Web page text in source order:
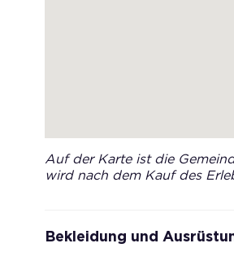
Auf der Karte ist die
wird nach dem Kauf des
Bekleidung und